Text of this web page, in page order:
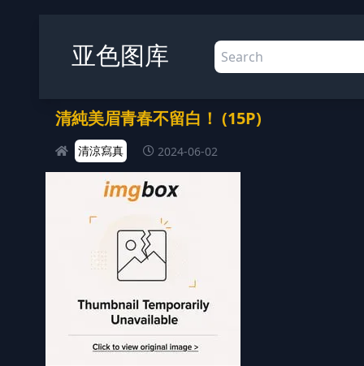
亚色图库
清純美眉青春不留白！ (15P)
清涼寫真 2024-06-02